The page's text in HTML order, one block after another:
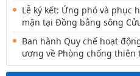
Lễ ký kết: Ứng phó và phục
mặn tại Đồng bằng sông
Ban hành Quy chế hoạt
ương về Phòng chống thiên